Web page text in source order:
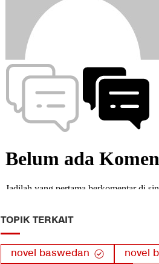
TOPIK TERKAIT
novel baswedan novel